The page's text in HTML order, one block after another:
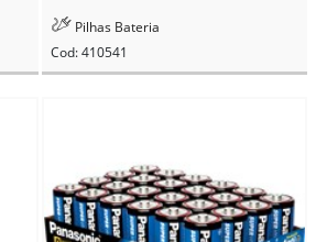
Pilhas Bateria
Cod: 410541